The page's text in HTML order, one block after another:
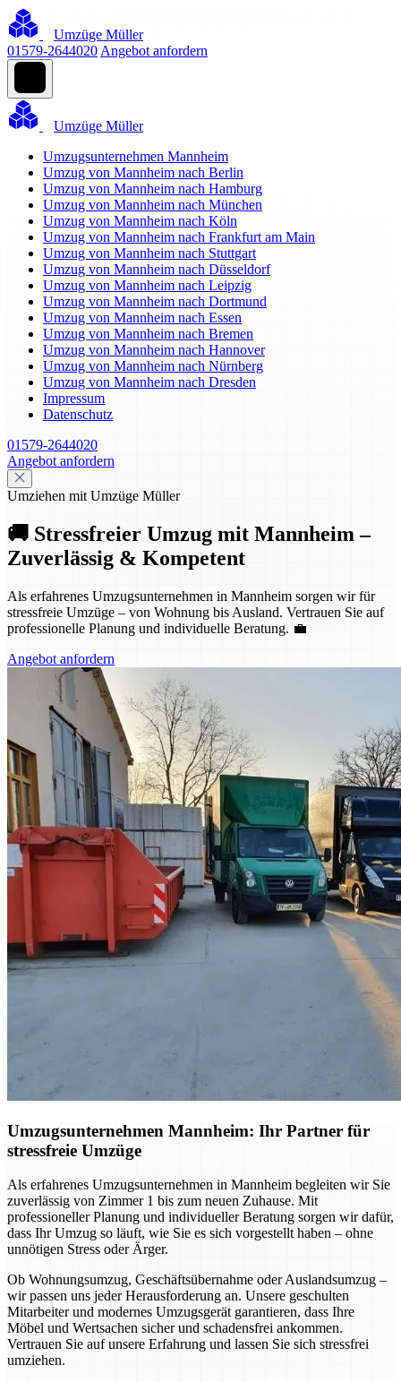
Umzüge Müller
01579-2644020 Angebot anfordern
Umzüge Müller
Umzugsunternehmen Mannheim
Umzug von Mannheim nach Berlin
Umzug von Mannheim nach Hamburg
Umzug von Mannheim nach München
Umzug von Mannheim nach Köln
Umzug von Mannheim nach Frankfurt am Main
Umzug von Mannheim nach Stuttgart
Umzug von Mannheim nach Düsseldorf
Umzug von Mannheim nach Leipzig
Umzug von Mannheim nach Dortmund
Umzug von Mannheim nach Essen
Umzug von Mannheim nach Bremen
Umzug von Mannheim nach Hannover
Umzug von Mannheim nach Nürnberg
Umzug von Mannheim nach Dresden
Impressum
Datenschutz
01579-2644020
Angebot anfordern
Umziehen mit Umzüge Müller
🚚 Stressfreier Umzug mit Mannheim –
Zuverlässig & Kompetent
Als erfahrenes Umzugsunternehmen in Mannheim sorgen wir für
stressfreie Umzüge – von Wohnung bis Ausland. Vertrauen Sie auf
professionelle Planung und individuelle Beratung. 💼
Angebot anfordern
Umzugsunternehmen Mannheim: Ihr Partner für
stressfreie Umzüge
Als erfahrenes Umzugsunternehmen in Mannheim begleiten wir Sie
zuverlässig von Zimmer 1 bis zum neuen Zuhause. Mit
professioneller Planung und individueller Beratung sorgen wir dafür,
dass Ihr Umzug so läuft, wie Sie es sich vorgestellt haben – ohne
unnötigen Stress oder Ärger.
Ob Wohnungsumzug, Geschäftsübernahme oder Auslandsumzug –
wir passen uns jeder Herausforderung an. Unsere geschulten
Mitarbeiter und modernes Umzugsgerät garantieren, dass Ihre
Möbel und Wertsachen sicher und schadensfrei ankommen.
Vertrauen Sie auf unsere Erfahrung und lassen Sie sich stressfrei
umziehen.